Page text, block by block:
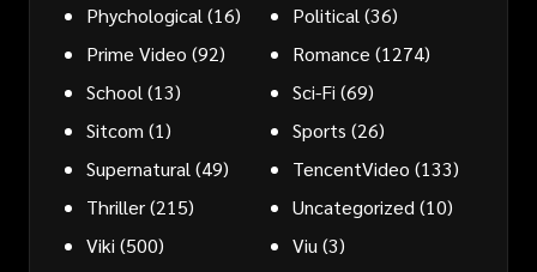
Phychological (16) Political (36)
Prime Video (92) Romance (1274)
School (13) Sci-Fi (69)
Sitcom (1) Sports (26)
Supernatural (49) TencentVideo (133)
Thriller(215) Uncategorized (10)
Viki (500) Viu (3)